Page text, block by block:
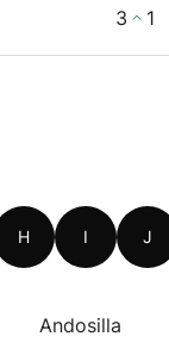
3 1
H I J
Andosilla